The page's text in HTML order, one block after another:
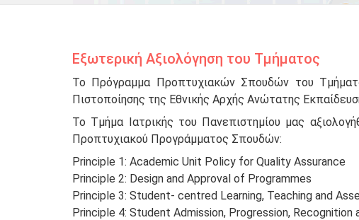
Εξωτερική Αξιολόγηση του Τμήματος
To Πρόγραμμα Προπτυχιακών Σπουδών του
Πιστοποίησης της Εθνικής Αρχής Ανώτατης
Το Τμήμα Ιατρικής του Πανεπιστημίου μας
Προπτυχιακού Προγράμματος Σπουδών:
Principle 1: Academic Unit Policy for Quality Assurance
Principle 2: Design and Approval of Programmes
Principle 3: Student- centred Learning, Teaching and
Principle 4: Student Admission, Progression, Recognition